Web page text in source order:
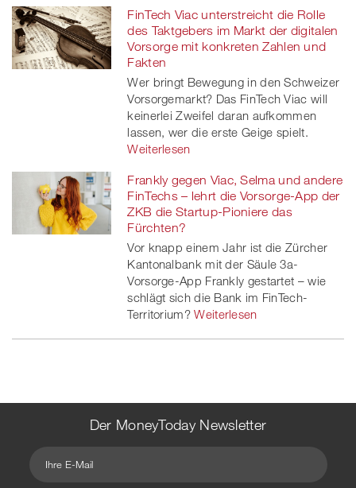
FinTech Viac unterstreicht die Rolle
des Taktgebers im Markt der digitalen
Vorsorge mit konkreten Zahlen und
Fakten
Wer bringt Bewegung in den Schweizer
Vorsorgemarkt? Das FinTech Viac will
keinerlei Zweifel daran aufkommen
lassen, wer die erste Geige spielt.
Weiterlesen
Frankly gegen Viac, Selma und andere
FinTechs – lehrt die Vorsorge-App der
ZKB die Startup-Pioniere das
Fürchten?
Vor knapp einem Jahr ist die Zürcher
Kantonalbank mit der Säule 3a-
Vorsorge-App Frankly gestartet – wie
schlägt sich die Bank im FinTech-
Territorium? Weiterlesen
Der MoneyToday Newsletter